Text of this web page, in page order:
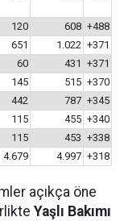
120 608 +488
651 1.022 +371
60 431 +371
145 515 +370
442 787 +345
115 455 +340
115 453 +338
4.679 4.997 +318
açıkça öne
Yaşlı Bakımı